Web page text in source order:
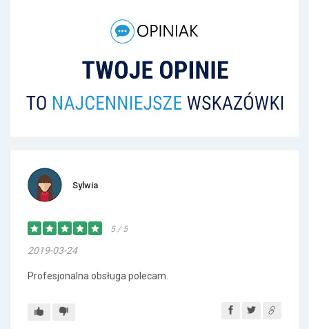
Sylwia
5 / 5
2019-03-24
Profesjonalna obsługa polecam.